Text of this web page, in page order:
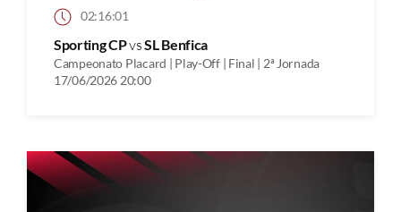
02:16:01
Sporting CPvsSL Benfica
Campeonato Placard | Play-Off | Final | 2ª Jornada
17/06/2026 20:00